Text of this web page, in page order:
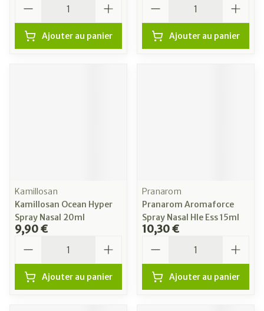
Ajouter au panier Ajouter au panier
Kamillosan
Kamillosan Ocean Hyper
Spray Nasal 20ml
9,90 €
Ajouter au panier
Pranarom
Pranarom Aromaforce
Spray Nasal Hle Ess 15ml
10,30 €
Ajouter au panier